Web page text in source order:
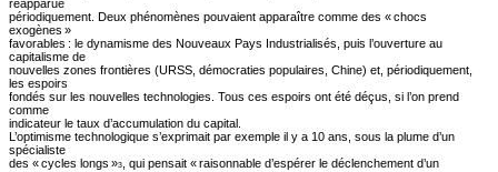
réapparue
périodiquement. Deux phénomènes pouvaient apparaître comme des « chocs
exogènes »
favorables : le dynamisme des Nouveaux Pays Industrialisés, puis l’ouverture au
capitalisme de
nouvelles zones frontières (URSS, démocraties populaires, Chine) et, périodiquement,
les espoirs
fondés sur les nouvelles technologies. Tous ces espoirs ont été déçus, si l’on prend
comme
indicateur le taux d’accumulation du capital.
L’optimisme technologique s’exprimait par exemple il y a 10 ans, sous la plume d’un
spécialiste
des « cycles longs »3
, qui pensait « raisonnable d’espérer le déclenchement d’un